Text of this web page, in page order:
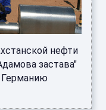
нефти
застава"
Германию